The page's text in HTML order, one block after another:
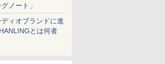
ノート」
ィオブランドに進
とは何者